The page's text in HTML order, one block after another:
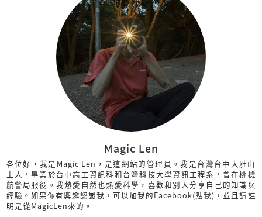
Magic Len
各位好，我是Magic Len，是這網站的管理員。我是台灣台中大肚山
上人，畢業於台中高工資訊科和台灣科技大學資訊工程系，曾在桃機
航警局服役。我熱愛自然也熱愛科學，喜歡和別人分享自己的知識與
經驗。如果你有興趣認識我，可以加我的Facebook(點我) ，並且請註
明是從MagicLen來的。